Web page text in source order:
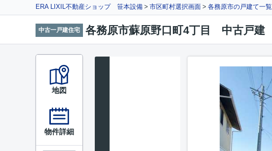
ERA LIXIL不動産ショップ 笹本設備 市区町村選択画面 各務原市の戸建て一覧
中古一戸建住宅 各務原市蘇原野口町4丁目 中古戸建
地図
物件詳細